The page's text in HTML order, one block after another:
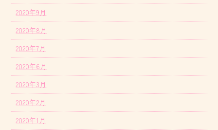
2020年9月
2020年8月
2020年7月
2020年6月
2020年3月
2020年2月
2020年1月